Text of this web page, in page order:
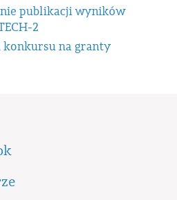
publikacji wyników
2
na granty